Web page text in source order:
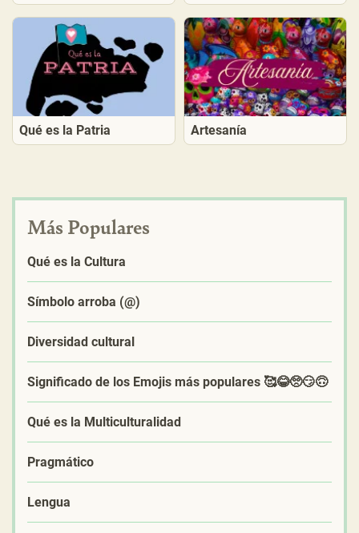
Qué es la Patria Artesanía
Más Populares
Qué es la Cultura
Símbolo arroba (@)
Diversidad cultural
Significado de los Emojis más populares 🥰😂🥺😏🙃
Qué es la Multiculturalidad
Pragmático
Lengua